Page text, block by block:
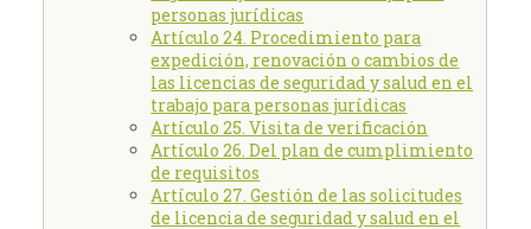
personas jurídicas
Artículo 24. Procedimiento para
expedición, renovación o cambios de
las licencias de seguridad y salud en el
trabajo para personas jurídicas
Artículo 25. Visita de verificación
Artículo 26. Del plan de cumplimiento
de requisitos
Artículo 27. Gestión de las solicitudes
de licencia de seguridad y salud en el